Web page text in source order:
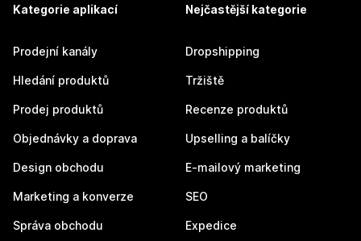
Kategorie aplikací
Prodejní kanály
Hledání produktů
Prodej produktů
Objednávky a doprava
Design obchodu
Marketing a konverze
Správa obchodu
Nejčastější kategorie
Dropshipping
Tržiště
Recenze produktů
Upselling a balíčky
E-mailový marketing
SEO
Expedice